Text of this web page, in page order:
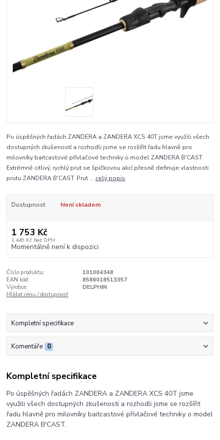
Po úspěšných řadách ZANDERA a ZANDERA XCS 40T jsme využili všech
dostupných zkušeností a rozhodli jsme se rozšířit řadu hlavně pro
milovníky baitcastové přívlačové techniky o model ZANDERA B'CAST.
Extrémně citlivý, rychlý prut se špičkovou akcí přesně definuje vlastnosti
prutu ZANDERA B'CAST. Prut ... celý popis
Dostupnost Není skladem
1 753 Kč
1 449 Kč bez DPH
Momentálně není k dispozici
Číslo produktu:
101004348
EAN kód:
8586018513357
Výrobce:
DELPHIN
Hlídat cenu / dostupnost
Kompletní specifikace
Komentáře 0
Kompletní specifikace
Po úspěšných řadách ZANDERA a ZANDERA XCS 40T jsme
využili všech dostupných zkušeností a rozhodli jsme se rozšířit
řadu hlavně pro milovníky baitcastové přívlačové techniky o model
ZANDERA B'CAST.